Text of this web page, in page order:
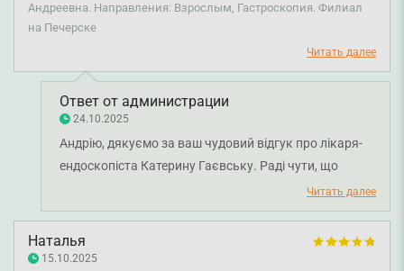
Андреевна. Направления: Взрослым, Гастроскопия. Филиал
на Печерске
Читать далее
Ответ от администрации
24.10.2025
Андрію, дякуємо за ваш чудовий відгук про лікаря-
ендоскопіста Катерину Гаєвську. Раді чути, що
процедура пройшла комфортно і лікар змогла
відповісти на всі ваші запитання. Бажаємо вам
Читать далее
Наталья
15.10.2025